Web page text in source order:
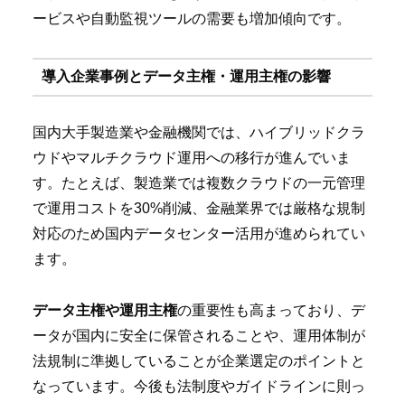
ービスや自動監視ツールの需要も増加傾向です。
導入企業事例とデータ主権・運用主権の影響
国内大手製造業や金融機関では、ハイブリッドクラ
ウドやマルチクラウド運用への移行が進んでいま
す。たとえば、製造業では複数クラウドの一元管理
で運用コストを30%削減、金融業界では厳格な規制
対応のため国内データセンター活用が進められてい
ます。
データ主権や運用主権の重要性も高まっており、デ
ータが国内に安全に保管されることや、運用体制が
法規制に準拠していることが企業選定のポイントと
なっています。今後も法制度やガイドラインに則っ